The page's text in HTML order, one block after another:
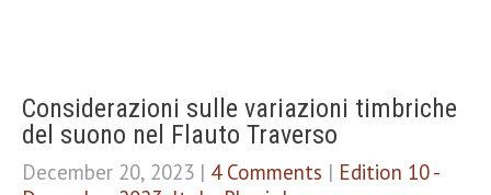
Considerazioni sulle variazioni timbriche
del suono nel Flauto Traverso
December 20, 2023 | 4 Comments | Edition 10 -